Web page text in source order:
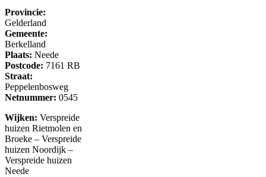
Provincie:
Gelderland
Gemeente:
Berkelland
Plaats: Neede
Postcode: 7161 RB
Straat:
Peppelenbosweg
Netnummer: 0545
Wijken: Verspreide
huizen Rietmolen en
Broeke – Verspreide
huizen Noordijk –
Verspreide huizen
Neede